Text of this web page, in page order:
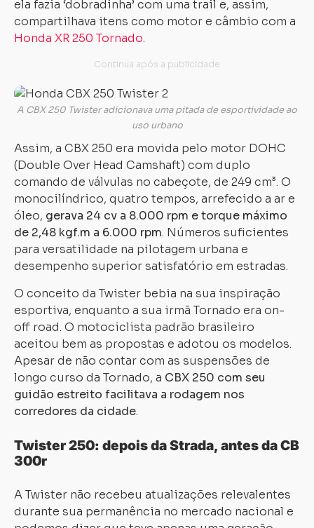
ela fazia ‘dobradinha’ com uma trail e, assim,
compartilhava itens como motor e câmbio com a
Honda XR 250 Tornado.
A CBX 250 Twister adicionava uma pitada de esportividade ao
uso urbano
Assim, a CBX 250 era movida pelo motor DOHC
(Double Over Head Camshaft) com duplo
comando de válvulas no cabeçote, de 249 cm³. O
monocilíndrico, quatro tempos, arrefecido a ar e
óleo, gerava 24 cv a 8.000 rpm e torque máximo
de 2,48 kgf.m a 6.000 rpm. Números suficientes
para versatilidade na pilotagem urbana e
desempenho superior satisfatório em estradas.
O conceito da Twister bebia na sua inspiração
esportiva, enquanto a sua irmã Tornado era on-
off road. O motociclista padrão brasileiro
aceitou bem as propostas e adotou os modelos.
Apesar de não contar com as suspensões de
longo curso da Tornado, a CBX 250 com seu
guidão estreito facilitava a rodagem nos
corredores da cidade.
Twister 250: depois da Strada, antes da CB
300r
A Twister não recebeu atualizações relevalentes
durante sua permanência no mercado nacional e